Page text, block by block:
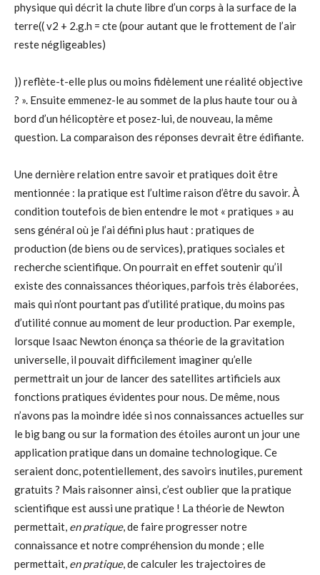
physique qui décrit la chute libre d’un corps à la surface de la
terre(( v2 + 2.g.h = cte (pour autant que le frottement de l’air
reste négligeables)
)) reflète-t-elle plus ou moins fidèlement une réalité objective
? ». Ensuite emmenez-le au sommet de la plus haute tour ou à
bord d’un hélicoptère et posez-lui, de nouveau, la même
question. La comparaison des réponses devrait être édifiante.
Une dernière relation entre savoir et pratiques doit être
mentionnée : la pratique est l’ultime raison d’être du savoir. À
condition toutefois de bien entendre le mot « pratiques » au
sens général où je l’ai défini plus haut : pratiques de
production (de biens ou de services), pratiques sociales et
recherche scientifique. On pourrait en effet soutenir qu’il
existe des connaissances théoriques, parfois très élaborées,
mais qui n’ont pourtant pas d’utilité pratique, du moins pas
d’utilité connue au moment de leur production. Par exemple,
lorsque Isaac Newton énonça sa théorie de la gravitation
universelle, il pouvait difficilement imaginer qu’elle
permettrait un jour de lancer des satellites artificiels aux
fonctions pratiques évidentes pour nous. De même, nous
n’avons pas la moindre idée si nos connaissances actuelles sur
le big bang ou sur la formation des étoiles auront un jour une
application pratique dans un domaine technologique. Ce
seraient donc, potentiellement, des savoirs inutiles, purement
gratuits ? Mais raisonner ainsi, c’est oublier que la pratique
scientifique est aussi une pratique ! La théorie de Newton
permettait, en pratique, de faire progresser notre
connaissance et notre compréhension du monde ; elle
permettait, en pratique, de calculer les trajectoires de